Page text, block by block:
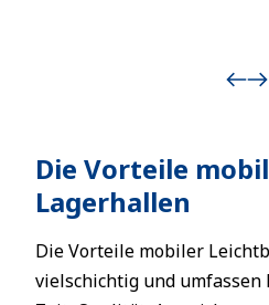
Die Vorteile
Lagerhallen
Die Vorteile mobiler
vielschichtig und umfassen